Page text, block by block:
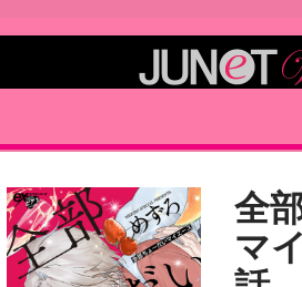
全
マ